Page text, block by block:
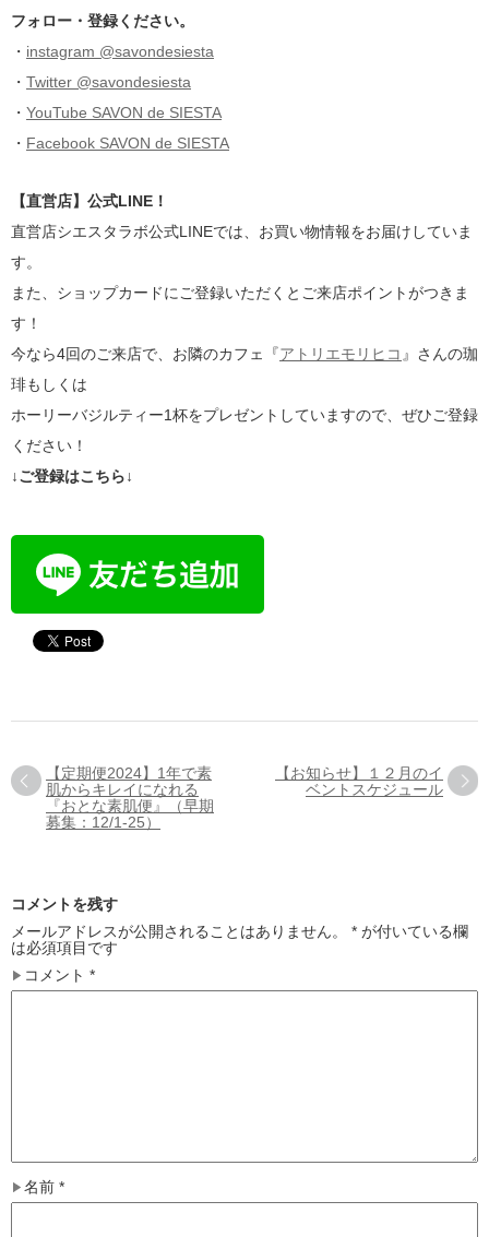
フォロー・登録ください。
・ instagram @savondesiesta
・ Twitter @savondesiesta
・ YouTube SAVON de SIESTA
・ Facebook SAVON de SIESTA
【直営店】公式LINE！
直営店シエスタラボ公式LINEでは、お買い物情報をお届けしていま
す。
また、ショップカードにご登録いただくとご来店ポイントがつきま
す！
今なら4回のご来店で、お隣のカフェ『アトリエモリヒコ 』さんの珈
琲もしくは
ホーリーバジルティー1杯をプレゼントしていますので、ぜひご登録
ください！
↓ご登録はこちら↓
【定期便2024】1年で素
肌からキレイになれる
『おとな素肌便』（早期
募集：12/1-25）
【お知らせ】１２月のイ
ベントスケジュール
コメントを残す
メールアドレスが公開されることはありません。
* が付いている欄
は必須項目です
コメント *
名前 *